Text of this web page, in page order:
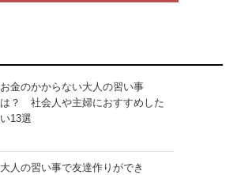
お金のかからない大人の習い事
は？ 社会人や主婦におすすめした
い13選
大人の習い事で友達作りができ